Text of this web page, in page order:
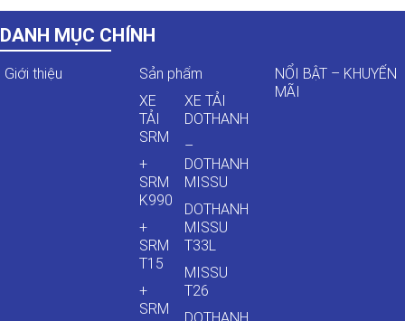
DANH MỤC CHÍNH
Giới thiệu
Sản phẩm
XE
TẢI
SRM
+
SRM
K990
+
SRM
T15
+
SRM
XE TẢI
DOTHANH
–
DOTHANH
MISSU
DOTHANH
MISSU
T33L
MISSU
T26
NỔI BẬT – KHUYẾN
MÃI